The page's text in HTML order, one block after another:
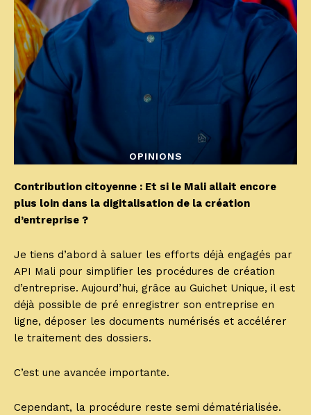
OPINIONS
Contribution citoyenne : Et si le Mali allait encore
plus loin dans la digitalisation de la création
d’entreprise ?
Je tiens d’abord à saluer les efforts déjà engagés par
API Mali pour simplifier les procédures de création
d’entreprise. Aujourd’hui, grâce au Guichet Unique, il est
déjà possible de pré enregistrer son entreprise en
ligne, déposer les documents numérisés et accélérer
le traitement des dossiers.
C’est une avancée importante.
Cependant, la procédure reste semi dématérialisée.